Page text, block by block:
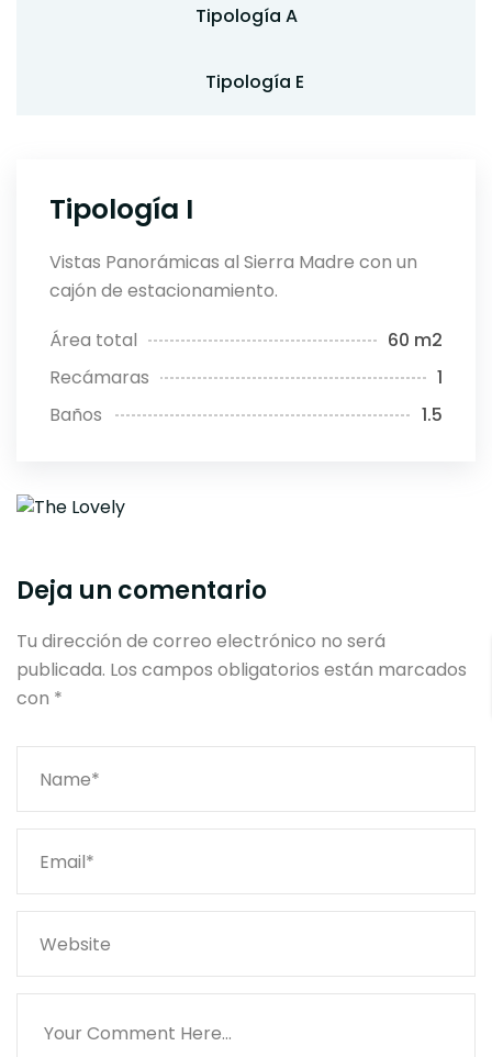
Tipología A
Tipología E
Tipología I
Vistas Panorámicas al Sierra Madre con un
cajón de estacionamiento.
Área total
60 m2
Recámaras
1
Baños
1.5
Deja un comentario
Tu dirección de correo electrónico no será
publicada. Los campos obligatorios están marcados
con *